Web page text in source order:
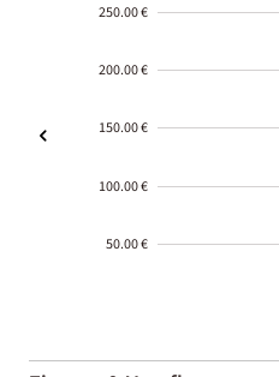
250.00 €
200.00 €
150.00 €
100.00 €
50.00 €
01-02